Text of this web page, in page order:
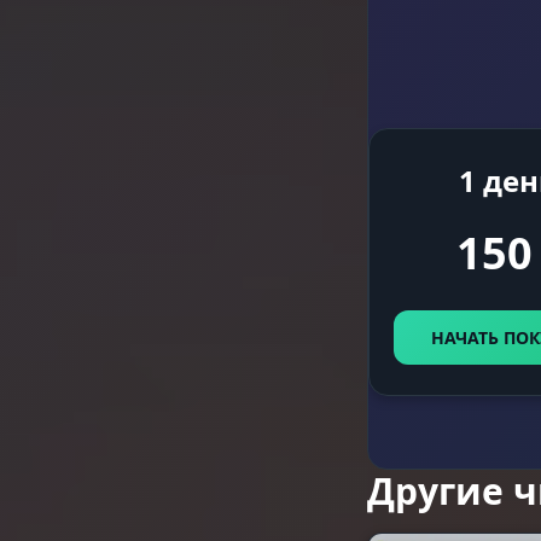
Погодный
Atmosphere
1
150
НАЧАТЬ
Другие